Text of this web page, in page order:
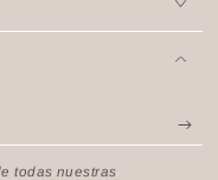
todas nuestras